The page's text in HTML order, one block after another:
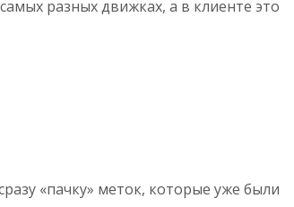
разных движках, а в клиенте это
«пачку» меток, которые уже были